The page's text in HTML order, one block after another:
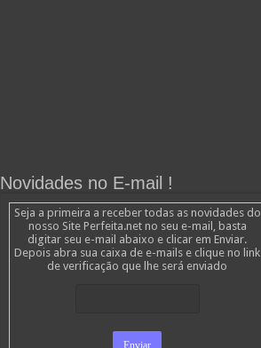
Novidades no E-mail !
Seja a primeira a receber todas as novidades do
nosso Site Perfeita.net no seu e-mail, basta
digitar seu e-mail abaixo e clicar em Enviar.
Depois abra sua caixa de e-mails e clique no link
de verificação que lhe será enviado